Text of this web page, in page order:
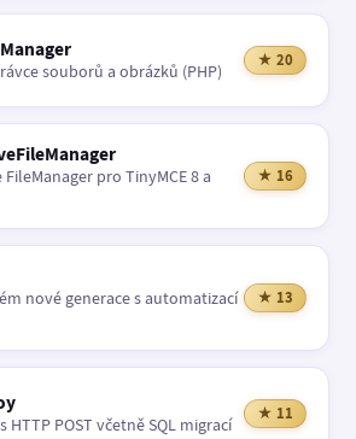
souborů a obrázků (PHP)
★ 20
FileManager pro TinyMCE 8 a
★ 16
nové generace s automatizací
★ 13
HTTP POST včetně SQL migrací
★ 11